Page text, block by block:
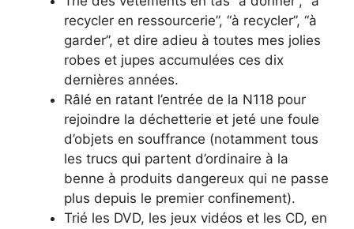
recycler en ressourcerie”, “à recycler”, “à
garder”, et dire adieu à toutes mes jolies
robes et jupes accumulées ces dix
dernières années.
Râlé en ratant l’entrée de la N118 pour
rejoindre la déchetterie et jeté une foule
d’objets en souffrance (notamment tous
les trucs qui partent d’ordinaire à la
benne à produits dangereux qui ne passe
plus depuis le premier confinement).
Trié les DVD, les jeux vidéos et les CD, en